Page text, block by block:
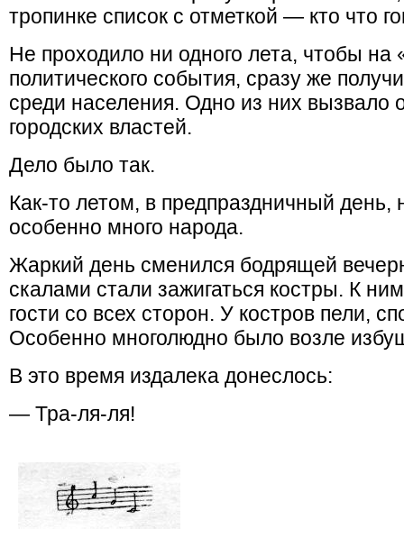
тропинке список с отметкой — кто что
Не проходило ни одного лета, чтобы
политического события, сразу же
среди населения. Одно из них вызвало
городских властей.
Дело было так.
Как-то летом, в предпраздничный день,
особенно много народа.
Жаркий день сменился бодрящей
скалами стали зажигаться костры. К
гости со всех сторон. У костров пели,
Особенно многолюдно было возле
В это время издалека донеслось:
— Тра-ля-ля!